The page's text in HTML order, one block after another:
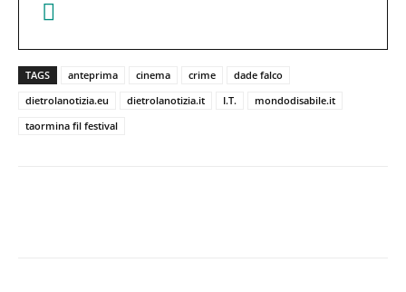
TAGS anteprima cinema crime
dade falco
dietrolanotizia.eu
dietrolanotizia.it I.T.
mondodisabile.it
taormina fil festival